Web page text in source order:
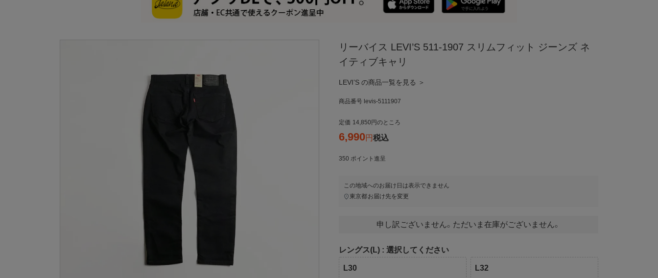
リーバイス LEVI’S 511-1907 スリムフィット ジーンズ ネ
イティブキャリ
LEVI’S の商品一覧を見る ＞
商品番号 levis-5111907
定価 14,850 のところ
6,990 税込
350 ポイント進呈
この地域へのお届け日は表示できません
東京都お届け先を変更
申し訳ございません。ただいま在庫がございません。
レングス(L) 選択してください
L30 L32